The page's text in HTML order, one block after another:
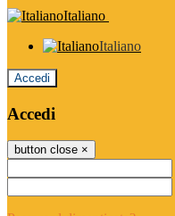
Italiano
Italiano
Accedi
Accedi
button close ×